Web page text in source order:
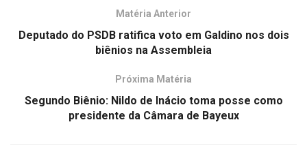
Matéria Anterior
Deputado do PSDB ratifica voto em Galdino nos dois
biênios na Assembleia
Próxima Matéria
Segundo Biênio: Nildo de Inácio toma posse como
presidente da Câmara de Bayeux